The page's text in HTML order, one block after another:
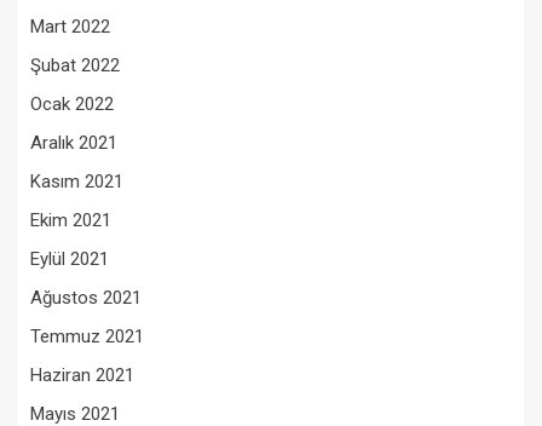
Mart 2022
Şubat 2022
Ocak 2022
Aralık 2021
Kasım 2021
Ekim 2021
Eylül 2021
Ağustos 2021
Temmuz 2021
Haziran 2021
Mayıs 2021